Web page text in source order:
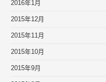
2016年1月
2015年12月
2015年11月
2015年10月
2015年9月